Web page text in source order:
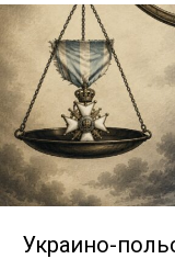
Украино-